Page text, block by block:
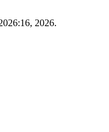
2026.